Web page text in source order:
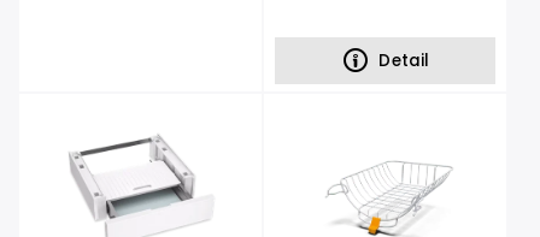
Detail